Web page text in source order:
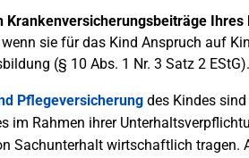
Krankenversicherungsbeiträge Ihres
sie für das Kind Anspruch auf
(§ 10 Abs. 1 Nr. 3 Satz 2 EStG).
Pflegeversicherung des Kindes
im Rahmen ihrer
Sachunterhalt wirtschaftlich tragen.